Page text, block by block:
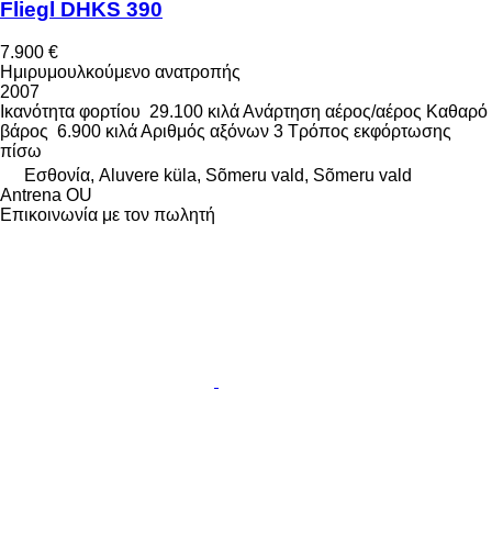
Fliegl DHKS 390
7.900 €
Ημιρυμουλκούμενο ανατροπής
2007
Ικανότητα φορτίου 29.100 κιλάΑνάρτηση αέρος/αέρος Καθαρό
βάρος 6.900 κιλάΑριθμός αξόνων 3 Τρόπος εκφόρτωσης
πίσω
Εσθονία, Aluvere küla, Sõmeru vald, Sõmeru vald
Antrena OU
Επικοινωνία με τον πωλητή